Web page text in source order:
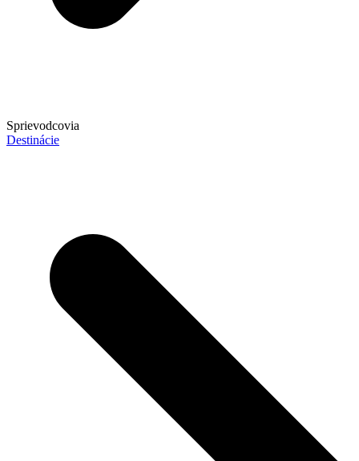
Sprievodcovia
Destinácie